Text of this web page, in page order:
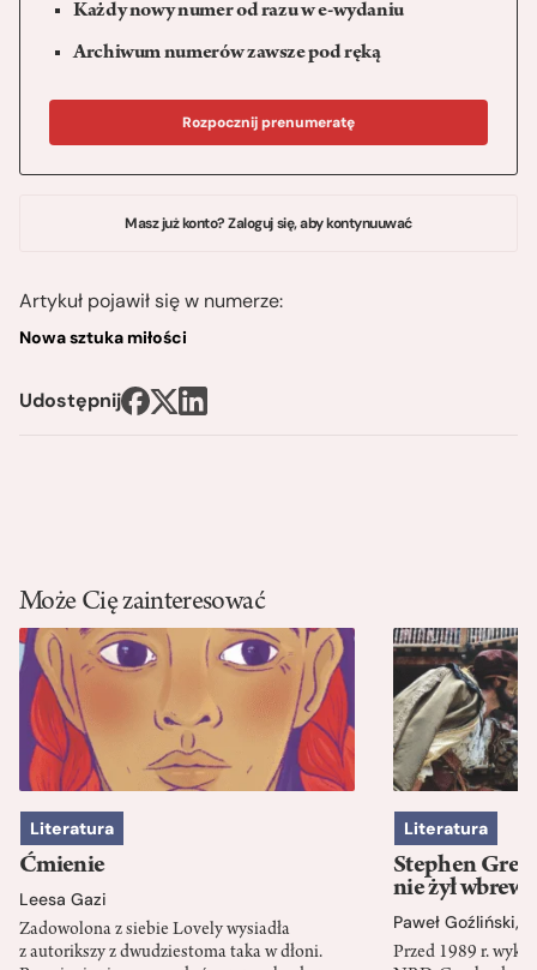
Każdy nowy numer od razu w e-wydaniu
Archiwum numerów zawsze pod ręką
Rozpocznij prenumeratę
Masz już konto? Zaloguj się, aby kontynuuwać
Artykuł pojawił się w numerze:
Nowa sztuka miłości
Udostępnij
Może Cię zainteresować
Literatura
Ćmienie
Leesa Gazi
Zadowolona z siebie Lovely wysiadła
z autorikszy z dwudziestoma taka w dłoni.
Literatura
Stephen
nie żył wbrew
Paweł Goźliński,
Przed 1989 r.